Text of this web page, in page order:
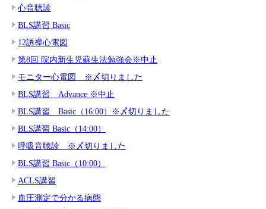
心音聴診
BLS講習 Basic
12誘導心電図
第8回 院内新生児蘇生法勉強会※中止
モニター心電図 ※〆切りました
BLS講習 Advance ※中止
BLS講習 Basic（16:00）※〆切りました
BLS講習 Basic（14:00）
呼吸音聴診 ※〆切りました
BLS講習 Basic（10:00）
ACLS講習
血圧測定で分かる病態